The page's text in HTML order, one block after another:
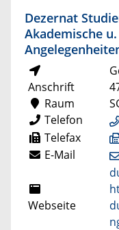
Dezernat
Akademische
Anschrift
Raum
Telefon
Telefax
E-Mail
Webseite